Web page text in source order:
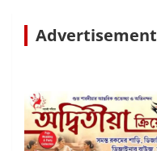
Advertisement